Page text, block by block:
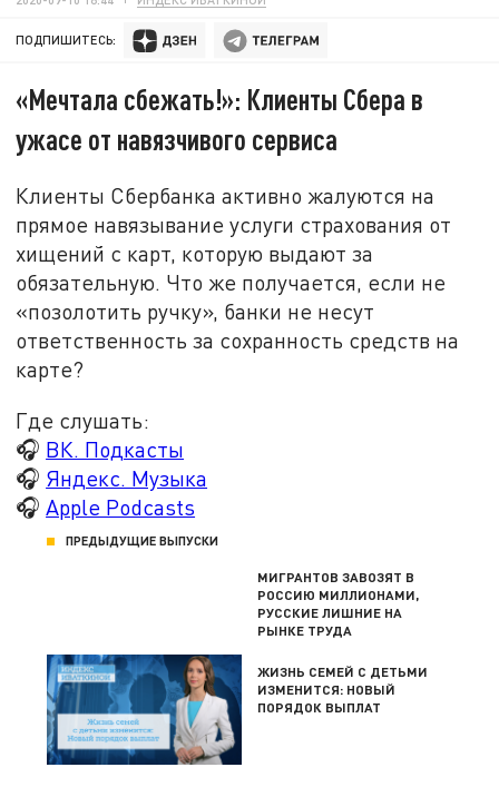
ПОДПИШИТЕСЬ:
«Мечтала сбежать!»: Клиенты Сбера в
ужасе от навязчивого сервиса
Клиенты Сбербанка активно жалуются на
прямое навязывание услуги страхования от
хищений с карт, которую выдают за
обязательную. Что же получается, если не
«позолотить ручку», банки не несут
ответственность за сохранность средств на
карте?
Где слушать:
🎧 ВК. Подкасты
🎧 Яндекс. Музыка
🎧 Apple Podcasts
ПРЕДЫДУЩИЕ ВЫПУСКИ
МИГРАНТОВ ЗАВОЗЯТ В
РОССИЮ МИЛЛИОНАМИ,
РУССКИЕ ЛИШНИЕ НА
РЫНКЕ ТРУДА
ЖИЗНЬ СЕМЕЙ С ДЕТЬМИ
ИЗМЕНИТСЯ: НОВЫЙ
ПОРЯДОК ВЫПЛАТ